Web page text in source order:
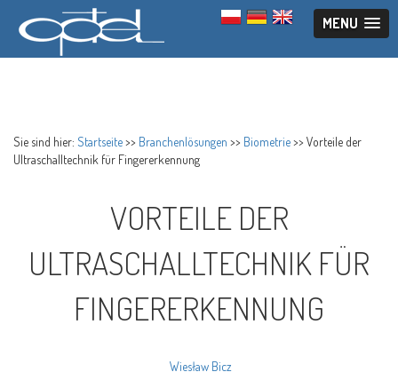
MENU
Sie sind hier: Startseite>> Branchenlösungen >> Biometrie>> Vorteile der
Ultraschalltechnik für Fingererkennung
VORTEILE DER
ULTRASCHALLTECHNIK FÜR
FINGERERKENNUNG
Wiesław Bicz